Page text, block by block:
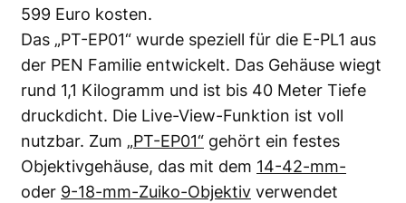
599 Euro kosten.
Das „PT-EP01“ wurde speziell für die E-PL1 aus
der PEN Familie entwickelt. Das Gehäuse wiegt
rund 1,1 Kilogramm und ist bis 40 Meter Tiefe
druckdicht. Die Live-View-Funktion ist voll
nutzbar. Zum „PT-EP01“ gehört ein festes
Objektivgehäuse, das mit dem 14-42-mm-
oder 9-18-mm-Zuiko-Objektiv verwendet